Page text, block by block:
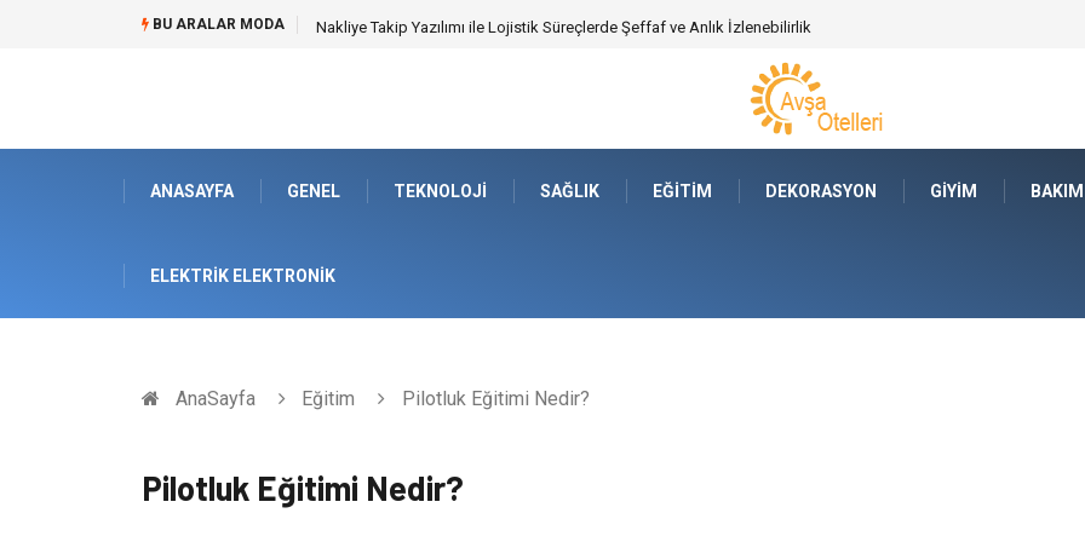
BU ARALAR MODA Galericilik Belgesi Almanın Avantajları Nelerdir?
ANASAYFA GENEL TEKNOLOJI SAĞLIK EĞITIM DEKORASYON GIYIM
ELEKTRIK ELEKTRONIK
AnaSayfa Eğitim Pilotluk Eğitimi Nedir?
Pilotluk Eğitimi Nedir?